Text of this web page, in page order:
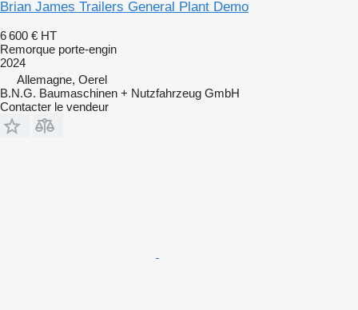
Brian James Trailers General Plant Demo
6 600 € HT
Remorque porte-engin
2024
Allemagne, Oerel
B.N.G. Baumaschinen + Nutzfahrzeug GmbH
Contacter le vendeur